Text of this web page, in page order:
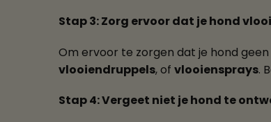
Stap 3: Zorg ervoor dat je hond
Om ervoor te zorgen dat je hond
vlooiendruppels, of vlooiensprays.
Stap 4: Vergeet niet je hond te